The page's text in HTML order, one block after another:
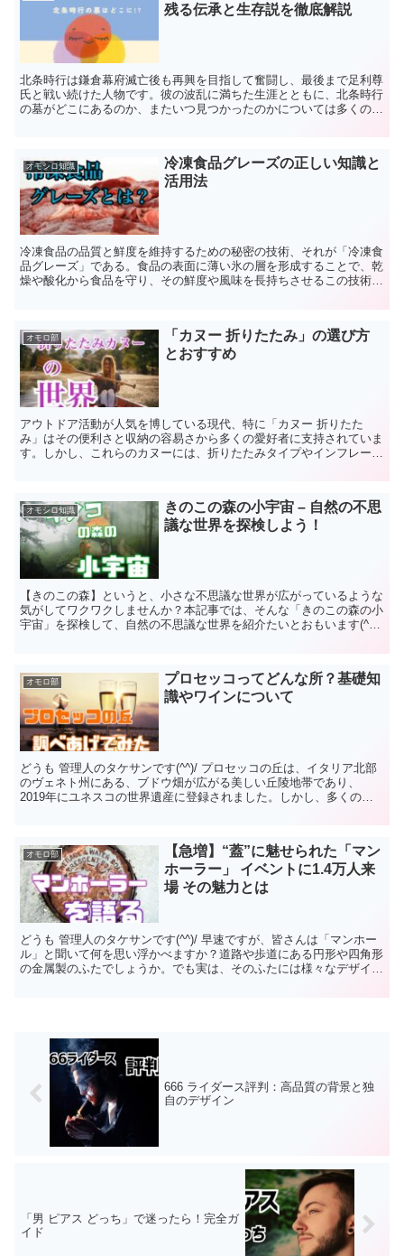
残る伝承と生存説を徹底解説
北条時行は鎌倉幕府滅亡後も再興を目指して奮闘し、最後まで足利尊
氏と戦い続けた人物です。彼の波乱に満ちた生涯とともに、北条時行
の墓がどこにあるのか、またいつ見つかったのかについては多くの
オモシロ知識
冷凍食品グレーズの正しい知識と
活用法
冷凍食品の品質と鮮度を維持するための秘密の技術、それが「冷凍食
品グレーズ」である。食品の表面に薄い氷の層を形成することで、乾
燥や酸化から食品を守り、その鮮度や風味を長持ちさせるこの技術
オモロ部
「カヌー 折りたたみ」の選び方
とおすすめ
アウトドア活動が人気を博している現代、特に「カヌー 折りたた
み」はその便利さと収納の容易さから多くの愛好者に支持されていま
す。しかし、これらのカヌーには、折りたたみタイプやインフレータ
オモシロ知識
きのこの森の小宇宙 – 自然の不思
議な世界を探検しよう！
【きのこの森】というと、小さな不思議な世界が広がっているような
気がしてワクワクしませんか？本記事では、そんな「きのこの森の小
宇宙」を探検して、自然の不思議な世界を紹介たいとおもいます(^^)/
オモロ部
プロセッコってどんな所？基礎知
識やワインについて
どうも 管理人のタケサンです(^^)/ プロセッコの丘は、イタリア北部
のヴェネト州にある、ブドウ畑が広がる美しい丘陵地帯であり、
2019年にユネスコの世界遺産に登録されました。しかし、多くの人
オモロ部
【急増】“蓋”に魅せられた「マン
ホーラー」 イベントに1.4万人来
場 その魅力とは
どうも 管理人のタケサンです(^^)/ 早速ですが、皆さんは「マンホー
ル」と聞いて何を思い浮かべますか？道路や歩道にある円形や四角形
の金属製のふたでしょうか。でも実は、そのふたには様々なデザイン
666 ライダース評判：高品質の背景と独
自のデザイン
「男 ピアス どっち」で迷ったら！完全ガ
イド